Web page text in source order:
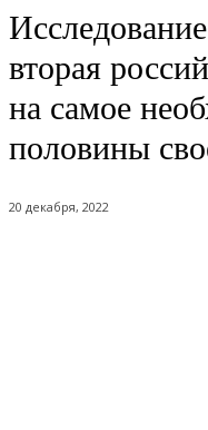
вторая
на самое
половины
20 декабря, 2022